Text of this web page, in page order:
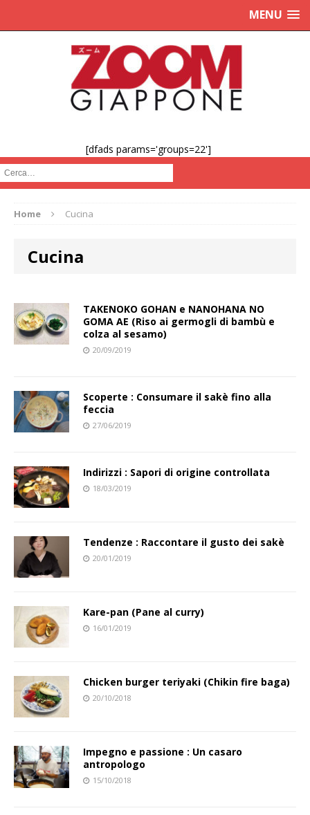
MENU
[dfads params='groups=22']
Cerca :
Home Cucina
Cucina
TAKENOKO GOHAN e NANOHANA NO
GOMA AE (Riso ai germogli di bambù e
colza al sesamo)
20/09/2019
Scoperte : Consumare il sakè fino alla
feccia
27/06/2019
Indirizzi : Sapori di origine controllata
18/03/2019
Tendenze : Raccontare il gusto dei sakè
20/01/2019
Kare-pan (Pane al curry)
16/01/2019
Chicken burger teriyaki (Chikin fire baga)
20/10/2018
Impegno e passione : Un casaro
antropologo
15/10/2018